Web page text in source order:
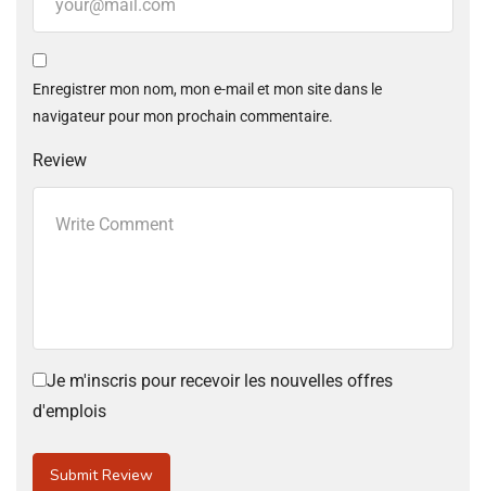
Enregistrer mon nom, mon e-mail et mon site dans le
navigateur pour mon prochain commentaire.
Review
Je m'inscris pour recevoir les nouvelles offres
d'emplois